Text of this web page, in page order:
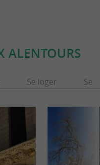
ALENTOURS
Se loger Se